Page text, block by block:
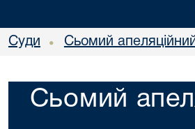
Суди • Сьомий
Сьомий